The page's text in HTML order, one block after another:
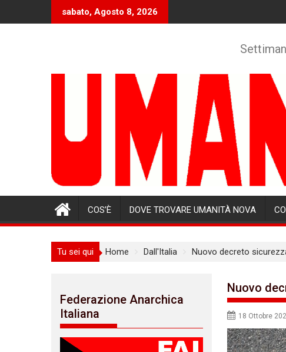
sabato, Agosto 8, 2026
COS’È DOVE TROVARE UMANITÀ NOVA
Tu sei qui Home Dall'Italia Nuovo decreto
Nuovo
18 Ottobre
Federazione Anarchica
Italiana